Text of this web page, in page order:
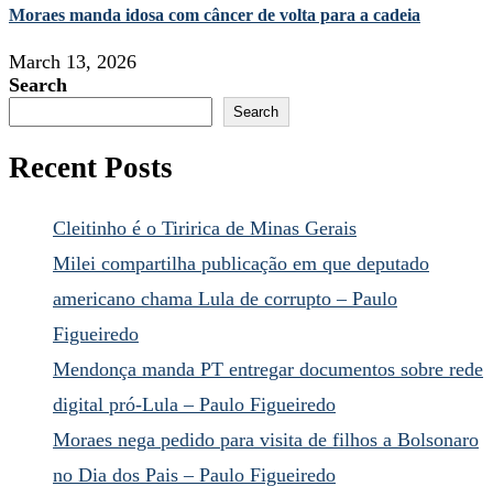
Moraes manda idosa com câncer de volta para a cadeia
March 13, 2026
Search
Search
Recent Posts
Cleitinho é o Tiririca de Minas Gerais
Milei compartilha publicação em que deputado
americano chama Lula de corrupto – Paulo
Figueiredo
Mendonça manda PT entregar documentos sobre rede
digital pró-Lula – Paulo Figueiredo
Moraes nega pedido para visita de filhos a Bolsonaro
no Dia dos Pais – Paulo Figueiredo